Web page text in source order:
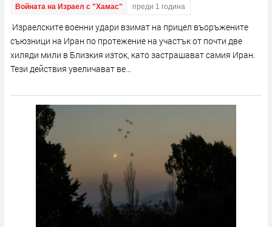
Войната на Израел с "Хамас" преди 1 година
Израелските военни удари взимат на прицел въоръжените
съюзници на Иран по протежение на участък от почти две
хиляди мили в Близкия изток, като застрашават самия Иран.
Тези действия увеличават ве...